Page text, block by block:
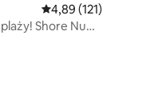
Średnia ocena: 4,89
4,89 (121)
Shore Nuff